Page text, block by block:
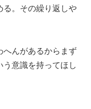
る。その繰り返しや
へんがあるからまず
う意識を持ってほし